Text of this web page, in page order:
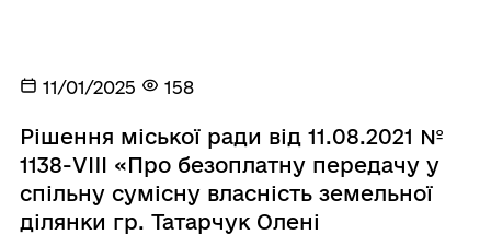
11/01/2025 158
Рішення міської ради від 11.08.2021 №
1138-VIII «Про безоплатну передачу у
спільну сумісну власність земельної
ділянки гр. Татарчук Олені